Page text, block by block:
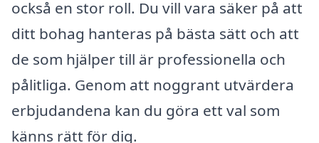
också en stor roll. Du vill vara säker på att
ditt bohag hanteras på bästa sätt och att
de som hjälper till är professionella och
pålitliga. Genom att noggrant utvärdera
erbjudandena kan du göra ett val som
känns rätt för dig.